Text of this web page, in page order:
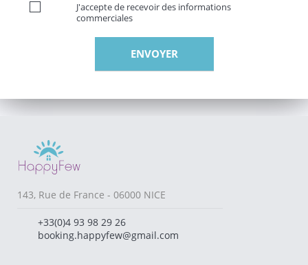
J'accepte de recevoir des informations
commerciales
143, Rue de France - 06000 NICE
+33(0)4 93 98 29 26
booking.happyfew@gmail.com